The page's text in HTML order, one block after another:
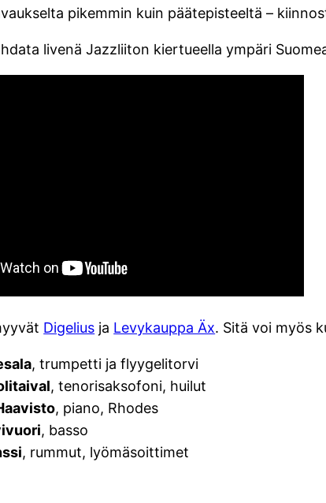
pikemmin kuin päätepisteeltä –
livenä Jazzliiton kiertueella ympäri Suomea
Digelius ja Levykauppa Äx. Sitä voi myös
, trumpetti ja flyygelitorvi
, tenorisaksofoni, huilut
, piano, Rhodes
, basso
, rummut, lyömäsoittimet